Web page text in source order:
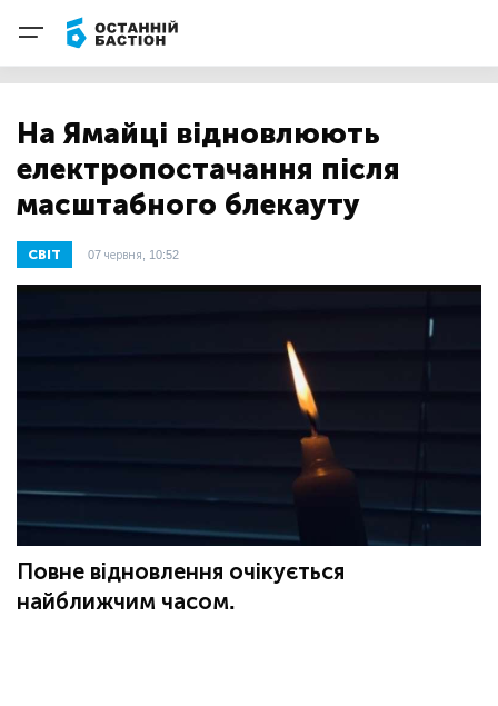
На Ямайці відновлюють
електропостачання після
масштабного блекауту
СВІТ 07 червня, 10:52
Повне відновлення очікується
найближчим часом.